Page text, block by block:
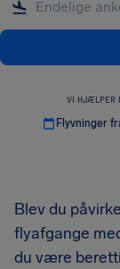
VI HJÆLPER
Flyvninger
Blev du
flyafgange
du være